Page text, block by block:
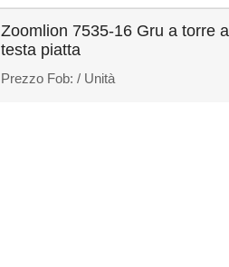
Zoomlion 7535-16 Gru a torre a
testa piatta
Prezzo Fob:/ Unità